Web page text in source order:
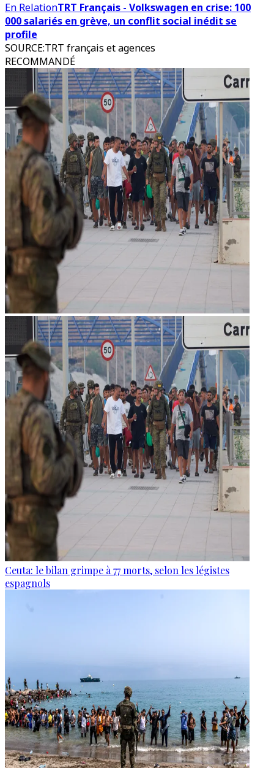
En RelationTRT Français - Volkswagen en crise: 100
000 salariés en grève, un conflit social inédit se
profile
SOURCE:TRT français et agences
RECOMMANDÉ
Ceuta: le bilan grimpe à 77 morts, selon les légistes
espagnols